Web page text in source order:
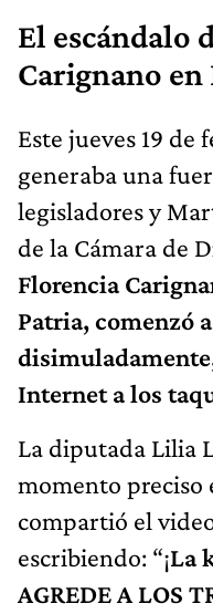
El escándalo
Carignano
Este jueves 19 de
generaba una
legisladores y
de la Cámara de
Florencia
Patria, comenzó
Internet a los
La diputada Lilia
momento preciso
compartió el
escribiendo: “¡La
AGREDE A LOS